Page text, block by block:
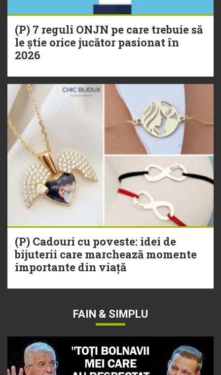
(P) 7 reguli ONJN pe care trebuie să
le știe orice jucător pasionat în
2026
(P) Cadouri cu poveste: idei de
bijuterii care marchează momente
importante din viață
FAIN & SIMPLU